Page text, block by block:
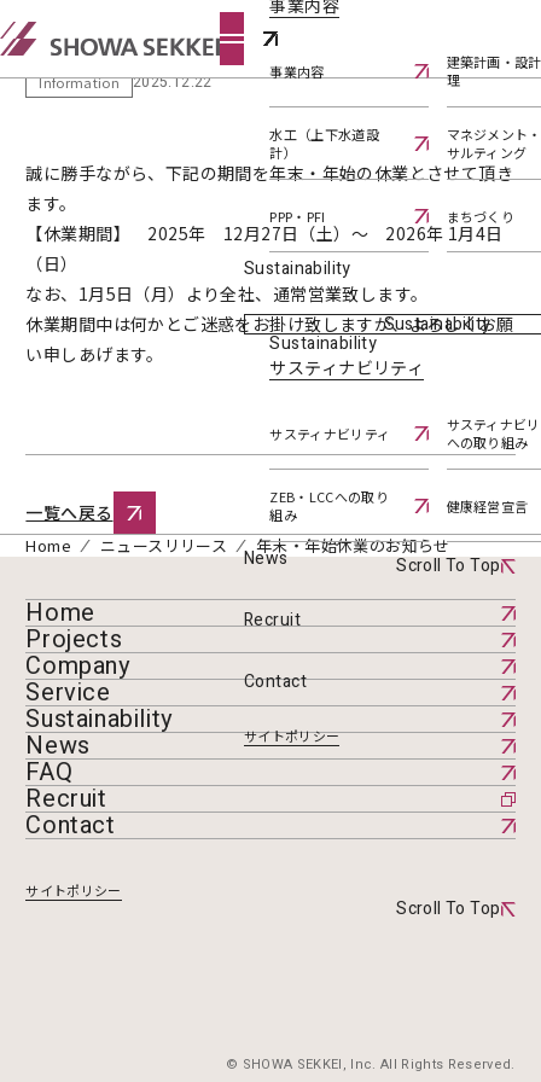
事業内容
事業内容
建築計画・設
理
水工（上下水道設
計）
マネジメント
サルティング
PPP・PFI まちづくり
Sustainability
Sustainability
Sustainability
サスティナビリティ
サスティナビリティ
サスティナビ
への取り組み
ZEB・LCCへの取り
組み
健康経営宣言
News
Recruit
Contact
サイトポリシー
年末・年始休業のお知らせ
Information 2025.12.22
誠に勝手ながら、下記の期間を年末・年始の休業とさせて頂き
ます。
【休業期間】 2025年 12月27日（土）～ 2026年 1月4日
（日）
なお、1月5日（月）より全社、通常営業致します。
休業期間中は何かとご迷惑をお掛け致しますが、よろしくお願
い申しあげます。
一覧へ戻る
Home ニュースリリース 年末・年始休業のお知らせ
Scroll To Top
Home
Projects
Company
Service
Sustainability
News
FAQ
Recruit
Contact
サイトポリシー
Scroll To Top
© SHOWA SEKKEI, Inc. All Rights Reserved.